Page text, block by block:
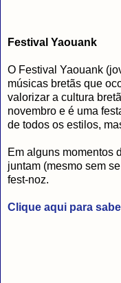
Festival Yaouank
O Festival Yaouank
músicas bretãs que
valorizar a cultura
novembro e é uma
de todos os estilos,
Em alguns momentos
juntam (mesmo sem
fest-noz.
Clique aqui para